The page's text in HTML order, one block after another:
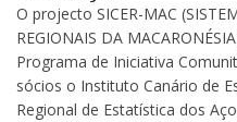
O projecto SICER-MAC
REGIONAIS DA
Programa de Iniciativa
sócios o Instituto Canário de
Regional de Estatística dos